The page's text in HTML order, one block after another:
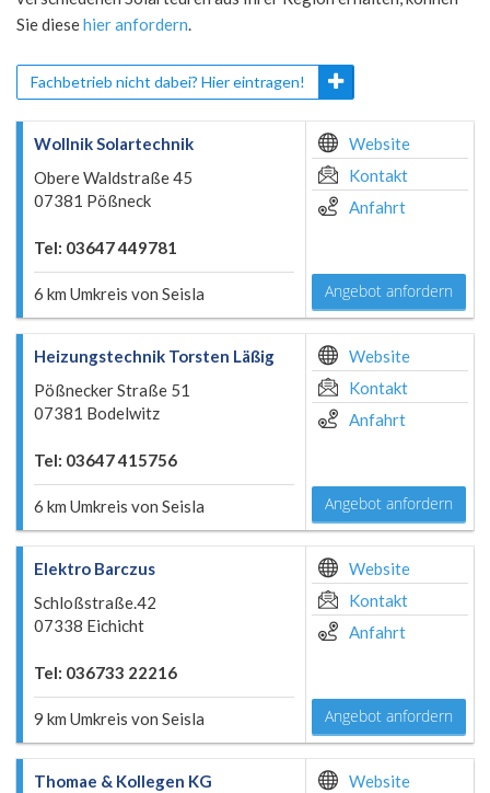
Sie diesehier anfordern.
Fachbetrieb nicht dabei? Hier eintragen!
Wollnik Solartechnik
Obere Waldstraße 45
07381 Pößneck
Tel: 03647 449781
6 km Umkreis von Seisla
Website
Kontakt
Anfahrt
Angebot anfordern
Heizungstechnik Torsten Läßig
Pößnecker Straße 51
07381 Bodelwitz
Tel: 03647 415756
6 km Umkreis von Seisla
Website
Kontakt
Anfahrt
Angebot anfordern
Elektro Barczus
Schloßstraße.42
07338 Eichicht
Tel: 036733 22216
9 km Umkreis von Seisla
Website
Kontakt
Anfahrt
Angebot anfordern
Thomae & Kollegen KG
Website